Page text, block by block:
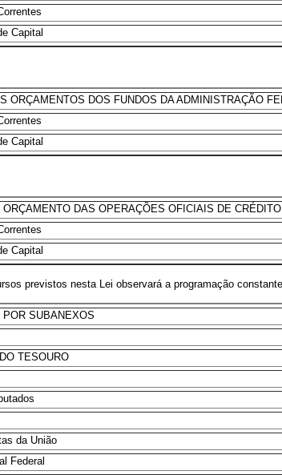
Capital
ORÇAMENTOS DOS FUNDOS DA ADMINISTRAÇÃO
Capital
ORÇAMENTO DAS OPERAÇÕES OFICIAIS DE
Capital
previstos nesta Lei observará a programação
POR SUBANEXOS
TESOURO
da União
Federal